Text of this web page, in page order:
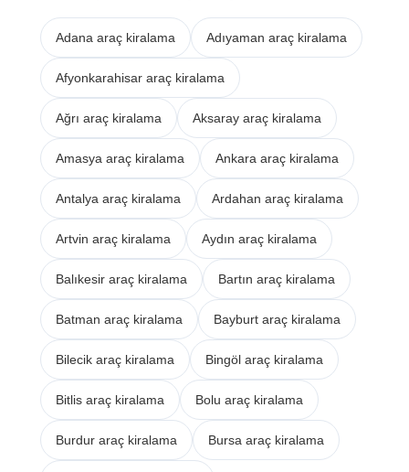
Adana araç kiralama Adıyaman araç kiralama
Afyonkarahisar araç kiralama
Ağrı araç kiralama Aksaray araç kiralama
Amasya araç kiralama Ankara araç kiralama
Antalya araç kiralama Ardahan araç kiralama
Artvin araç kiralama Aydın araç kiralama
Balıkesir araç kiralama Bartın araç kiralama
Batman araç kiralama Bayburt araç kiralama
Bilecik araç kiralama Bingöl araç kiralama
Bitlis araç kiralama Bolu araç kiralama
Burdur araç kiralama Bursa araç kiralama